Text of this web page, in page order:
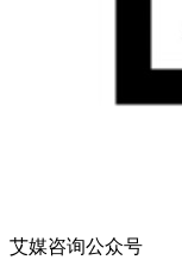
艾媒咨询公众号